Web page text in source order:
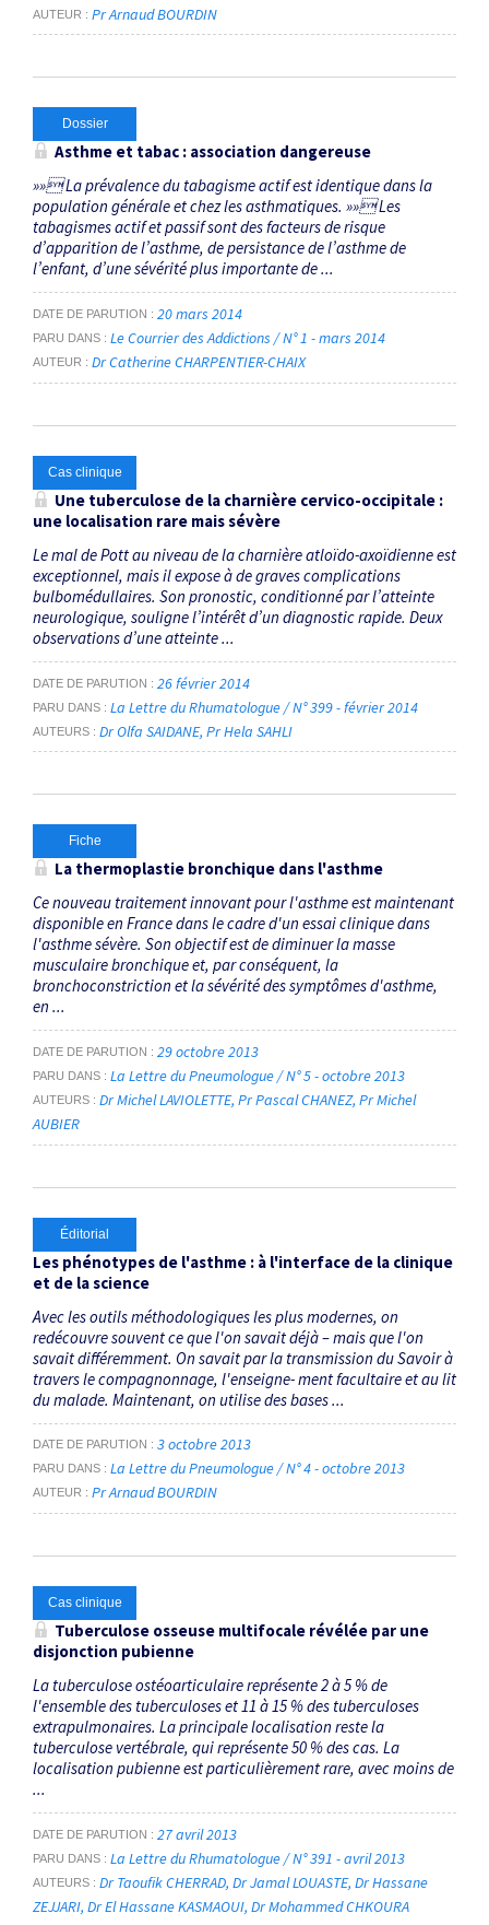
AUTEUR Pr Arnaud BOURDIN
Dossier
Asthme et tabac : association dangereuse
»» La prévalence du tabagisme actif est identique dans la
population générale et chez les asthmatiques. »» Les
tabagismes actif et passif sont des facteurs de risque
d’apparition de l’asthme, de persistance de l’asthme de
l’enfant, d’une sévérité plus importante de ...
DATE DE PARUTION 20 mars 2014
PARU DANS Le Courrier des Addictions / N° 1 - mars 2014
AUTEUR Dr Catherine CHARPENTIER-CHAIX
Cas clinique
Une tuberculose de la charnière cervico-occipitale :
une localisation rare mais sévère
Le mal de Pott au niveau de la charnière atloïdo-axoïdienne est
exceptionnel, mais il expose à de graves complications
bulbomédullaires. Son pronostic, conditionné par l’atteinte
neurologique, souligne l’intérêt d’un diagnostic rapide. Deux
observations d’une atteinte ...
DATE DE PARUTION 26 février 2014
PARU DANS La Lettre du Rhumatologue / N° 399 - février 2014
AUTEURS Dr Olfa SAIDANE Pr Hela SAHLI
Fiche
La thermoplastie bronchique dans l'asthme
Ce nouveau traitement innovant pour l'asthme est maintenant
disponible en France dans le cadre d'un essai clinique dans
l'asthme sévère. Son objectif est de diminuer la masse
musculaire bronchique et, par conséquent, la
bronchoconstriction et la sévérité des symptômes d'asthme,
en ...
DATE DE PARUTION 29 octobre 2013
PARU DANS La Lettre du Pneumologue / N° 5 - octobre 2013
AUTEURS Dr Michel LAVIOLETTE Pr Pascal CHANEZ Pr Michel
AUBIER
Éditorial
Les phénotypes de l'asthme : à l'interface de la clinique
et de la science
Avec les outils méthodologiques les plus modernes, on
redécouvre souvent ce que l'on savait déjà – mais que l'on
savait différemment. On savait par la transmission du Savoir à
travers le compagnonnage, l'enseigne- ment facultaire et au lit
du malade. Maintenant, on utilise des bases ...
DATE DE PARUTION 3 octobre 2013
PARU DANS La Lettre du Pneumologue / N° 4 - octobre 2013
AUTEUR Pr Arnaud BOURDIN
Cas clinique
Tuberculose osseuse multifocale révélée par une
disjonction pubienne
La tuberculose ostéoarticulaire représente 2 à 5 % de
l'ensemble des tuberculoses et 11 à 15 % des tuberculoses
extrapulmonaires. La principale localisation reste la
tuberculose vertébrale, qui représente 50 % des cas. La
localisation pubienne est particulièrement rare, avec moins de
...
DATE DE PARUTION 27 avril 2013
PARU DANS La Lettre du Rhumatologue / N° 391 - avril 2013
AUTEURS Dr Taoufik CHERRAD Dr Jamal LOUASTE Dr Hassane
ZEJJARI Dr El Hassane KASMAOUI Dr Mohammed CHKOURA